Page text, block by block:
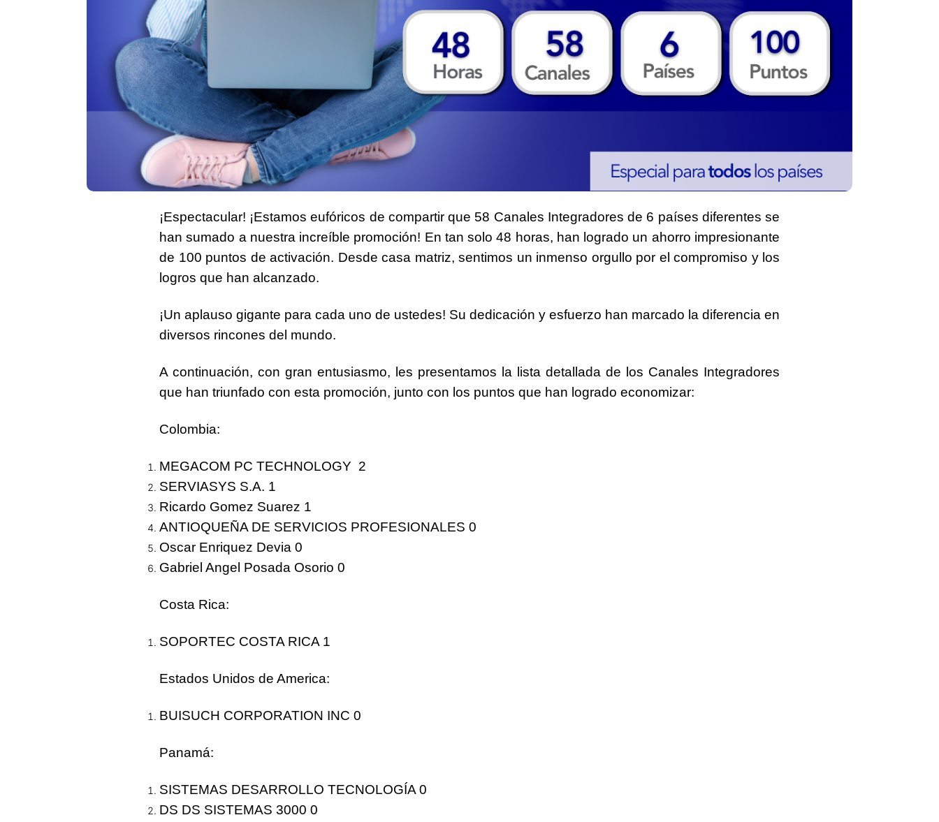
¡Espectacular! ¡Estamos eufóricos de compartir que 58 Canales Integradores de 6 países diferentes se
han sumado a nuestra increíble promoción! En tan solo48 horas, han logrado un ahorro impresionante
de 100 puntos de activación. Desde casa matriz, sentimos un inmenso orgullo por el compromiso y los
logros que han alcanzado.
¡Un aplauso gigante para cada uno de ustedes! Su dedicación y esfuerzo han marcado la diferencia en
diversos rincones del mundo.
A continuación, con gran entusiasmo, les presentamos la lista detallada de los Canales Integradores
que han triunfado con esta promoción, junto con los puntos que han logrado economizar:
Colombia:
MEGACOM PC TECHNOLOGY 2
SERVIASYS S.A. 1
Ricardo Gomez Suarez 1
ANTIOQUEÑA DE SERVICIOS PROFESIONALES 0
Oscar Enriquez Devia 0
Gabriel Angel Posada Osorio 0
Costa Rica:
SOPORTEC COSTA RICA 1
Estados Unidos de America:
BUISUCH CORPORATION INC 0
Panamá:
SISTEMAS DESARROLLO TECNOLOGÍA 0
DS DS SISTEMAS 3000 0